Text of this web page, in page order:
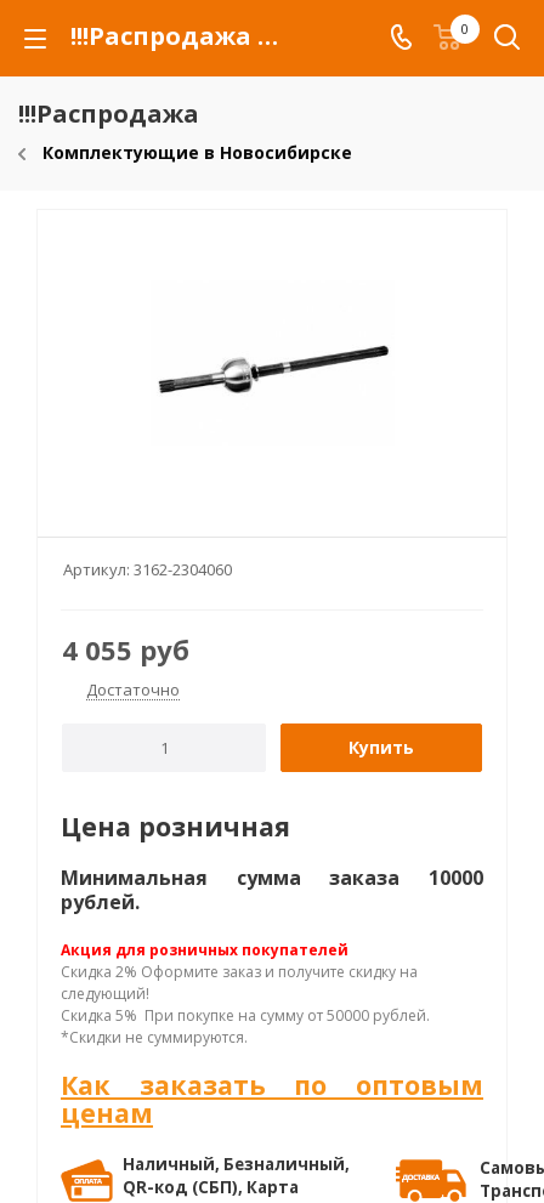
!!!Распродажа для автомобилей российских марок и сельхозтехники 0
!!!Распродажа
Комплектующие в Новосибирске
Артикул: 3162-2304060
4 055 руб
Достаточно
Купить
Цена розничная
Минимальная сумма заказа 10000
рублей.
Акция для розничных покупателей
Скидка 2% Оформите заказ и получите скидку на
следующий!
Скидка 5% При покупке на сумму от 50000 рублей.
*Скидки не суммируются.
Как заказать по оптовым
ценам
Наличный, Безналичный,
QR-код (СБП), Карта